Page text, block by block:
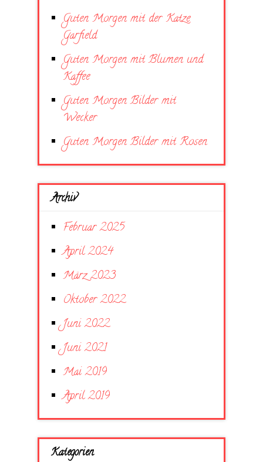
Guten Morgen mit der Katze
Garfield
Guten Morgen mit Blumen und
Kaffee
Guten Morgen Bilder mit
Wecker
Guten Morgen Bilder mit Rosen
Archiv
Februar 2025
April 2024
März 2023
Oktober 2022
Juni 2022
Juni 2021
Mai 2019
April 2019
Kategorien